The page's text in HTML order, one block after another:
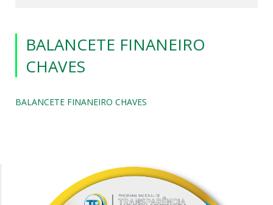
BALANCETE FINANEIRO
CHAVES
BALANCETE FINANEIRO CHAVES